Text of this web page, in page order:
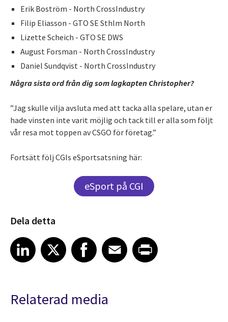
Erik Boström - North CrossIndustry
Filip Eliasson - GTO SE Sthlm North
Lizette Scheich - GTO SE DWS
August Forsman - North CrossIndustry
Daniel Sundqvist - North CrossIndustry
Några sista ord från dig som lagkapten Christopher?
”Jag skulle vilja avsluta med att tacka alla spelare, utan er
hade vinsten inte varit möjlig och tack till er alla som följt
vår resa mot toppen av CSGO för företag.”
Fortsätt följ CGIs eSportsatsning här:
eSport på CGI
Dela detta
Share article on LinkedIn
LinkedIn
Share article on XShare article on Facebook
Facebook
Share article on Email
EmailShare article on Print
Relaterad media